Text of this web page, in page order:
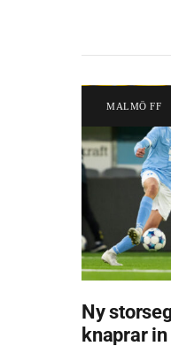
MALMÖ FF
Ny
knaprar in